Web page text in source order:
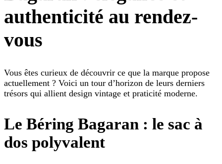
authenticité au rendez-
vous
Vous êtes curieux de découvrir ce que la marque propose
actuellement ? Voici un tour d’horizon de leurs derniers
trésors qui allient design vintage et praticité moderne.
Le Béring Bagaran : le sac à
dos polyvalent